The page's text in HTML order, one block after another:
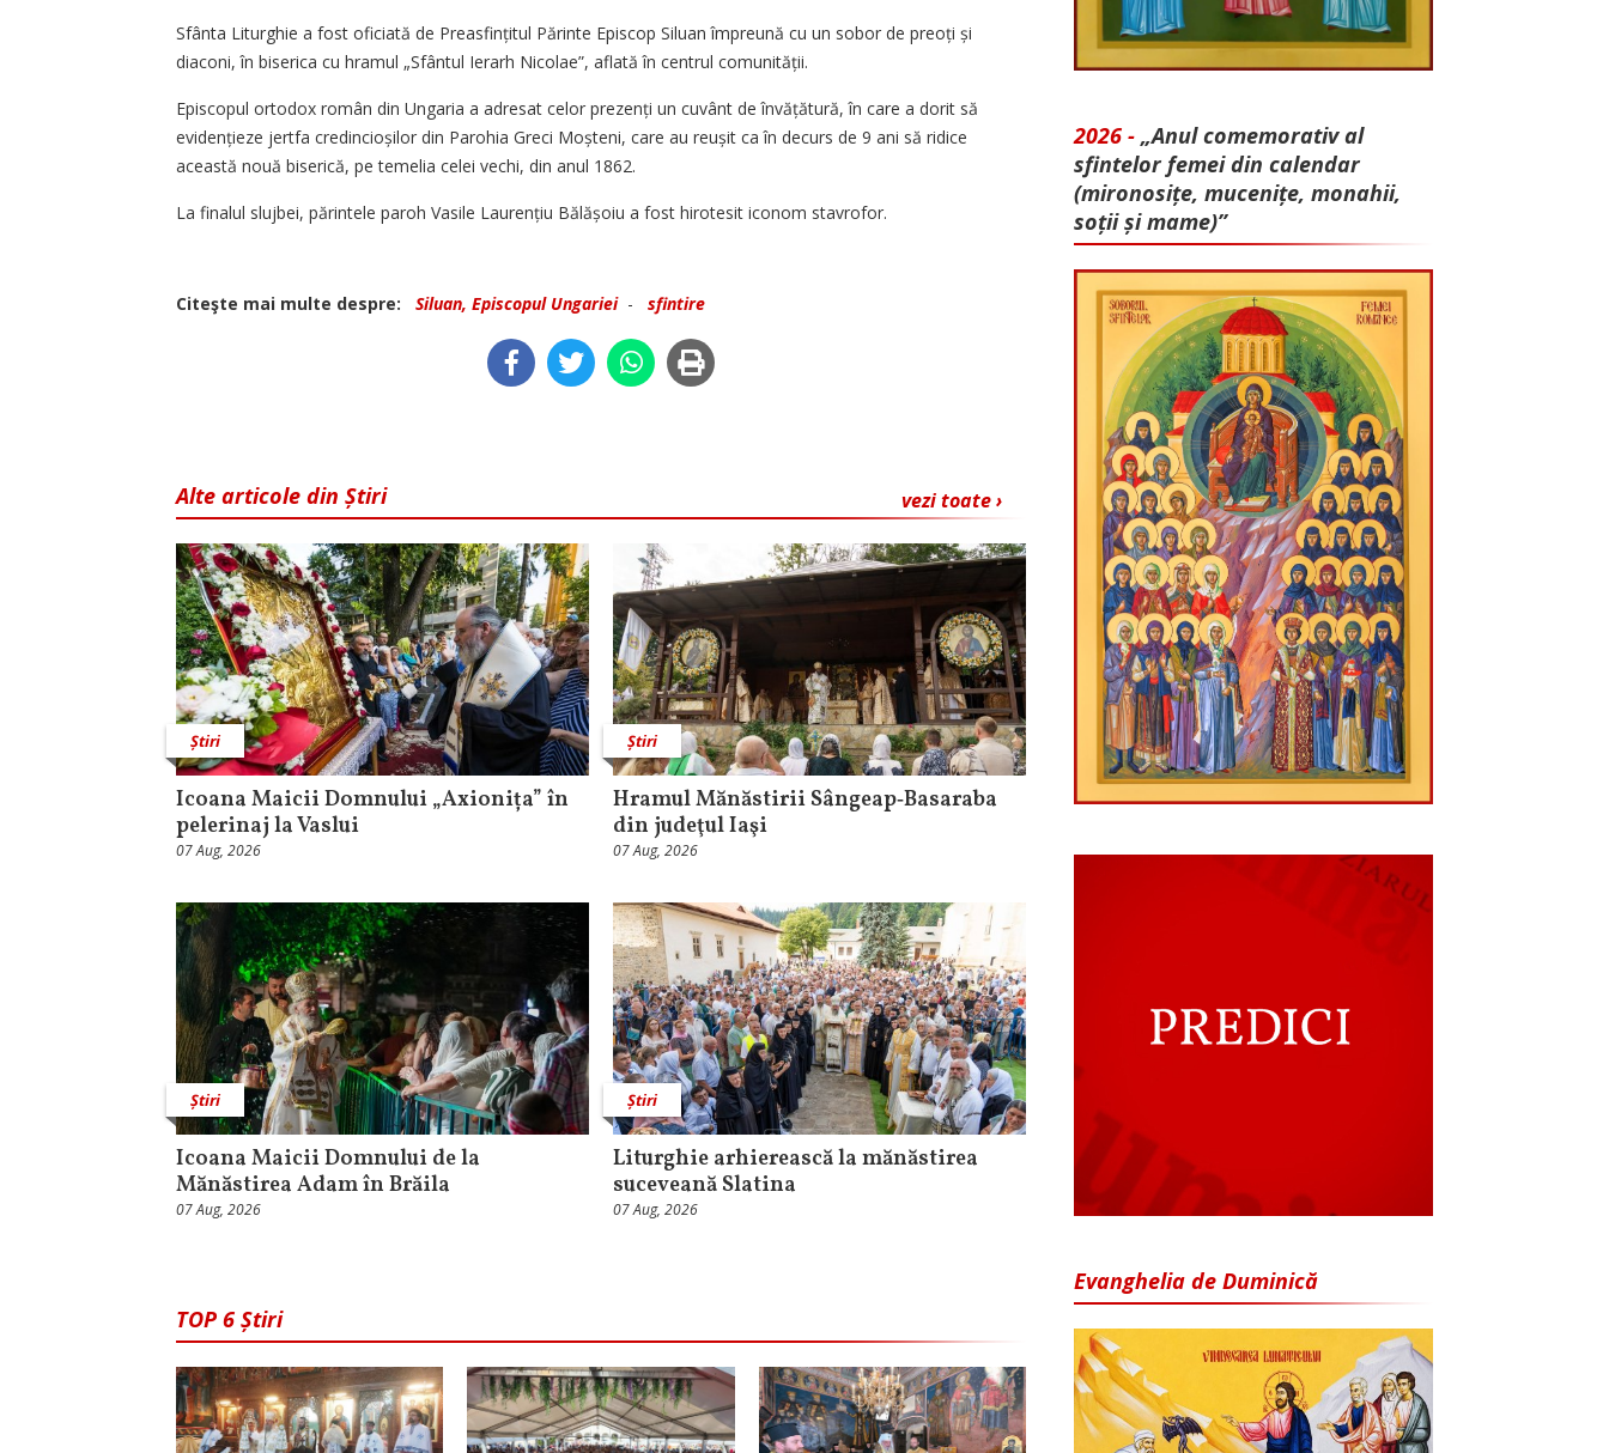
Sfânta Liturghie a fost oficiată de Preasfințitul Părinte Episcop Siluan împreună cu un sobor de preoți și
diaconi, în biserica cu hramul „Sfântul Ierarh Nicolae”, aflată în centrul comunității.
Episcopul ortodox român din Ungaria a adresat celor prezenți un cuvânt de învățătură, în care a dorit să
evidențieze jertfa credincioșilor din Parohia Greci Moșteni, care au reușit ca în decurs de 9 ani să ridice
această nouă biserică, pe temelia celei vechi, din anul 1862.
La finalul slujbei, părintele paroh Vasile Laurențiu Bălășoiu a fost hirotesit iconom stavrofor.
Citeşte mai multe despre: Siluan, Episcopul Ungariei- sfintire
vezi toate ›
Alte articole din Știri
Știri
Icoana Maicii Domnului „Axionița” în
pelerinaj la Vaslui
07 Aug, 2026
Știri
Hramul Mănăstirii Sângeap‑Basaraba
din judeţul Iaşi
07 Aug, 2026
Știri
Icoana Maicii Domnului de la
Mănăstirea Adam în Brăila
07 Aug, 2026
Știri
Liturghie arhierească la mănăstirea
suceveană Slatina
07 Aug, 2026
TOP 6 Știri
2026 - „Anul comemorativ al
sfintelor femei din calendar
(mironosițe, mu­cenițe, monahii,
soții și mame)”
Evanghelia de Duminică